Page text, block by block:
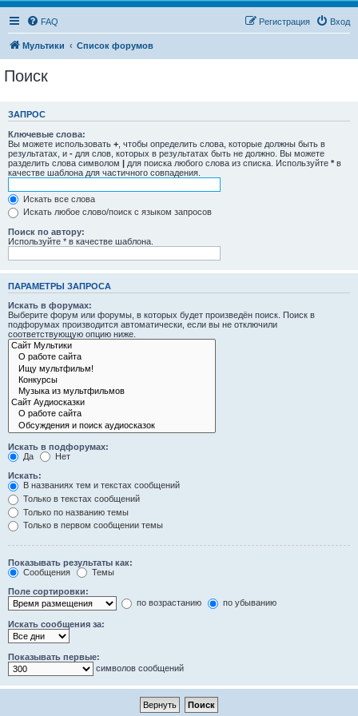
FAQ Вход
Регистрация
Мультики Список форумов
Поиск
ЗАПРОС
Ключевые слова:
Вы можете использовать + , чтобы определить слова, которые должны быть в
результатах, и - для слов, которых в результатах быть не должно. Вы можете
разделить слова символом | для поиска любого слова из списка. Используйте * в
качестве шаблона для частичного совпадения.
Искать все слова
Искать любое слово/поиск с языком запросов
Поиск по автору:
Используйте * в качестве шаблона.
ПАРАМЕТРЫ ЗАПРОСА
Искать в форумах:
Выберите форум или форумы, в которых будет произведён поиск. Поиск в
подфорумах производится автоматически, если вы не отключили
соответствующую опцию ниже.
Искать в подфорумах:
Да
Нет
Искать:
В названиях тем и текстах сообщений
Только в текстах сообщений
Только по названию темы
Только в первом сообщении темы
Показывать результаты как:
Сообщения
Темы
Поле сортировки:
по возрастанию
по убыванию
Искать сообщения за:
Показывать первые:
символов сообщений